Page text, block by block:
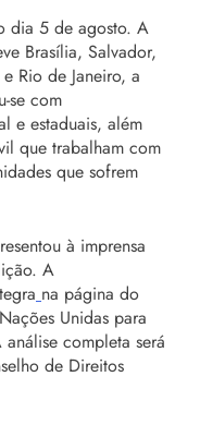
dia 5 de agosto. A
Brasília, Salvador,
Rio de Janeiro, a
se com
e estaduais, além
que trabalham com
que sofrem
à imprensa
A
na página do
Unidas para
completa será
de Direitos